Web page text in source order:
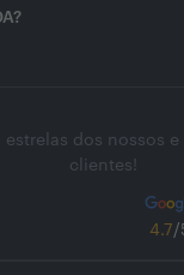
estrelas dos nossos e
clientes!
4.7/